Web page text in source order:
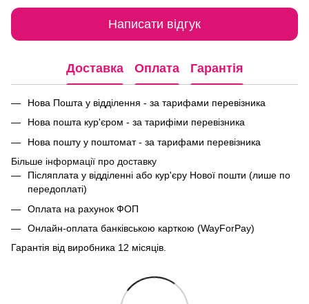
Написати відгук
Доставка Оплата Гарантія
Нова Пошта у відділення - за тарифами перевізника
Нова пошта кур'єром - за тарифіми перевізника
Нова пошту у поштомат - за тарифами перевізника
Більше інформації про доставку
Післяплата у відділенні або кур'єру Нової пошти (лише по
передоплаті)
Оплата на рахунок ФОП
Онлайн-оплата банківською карткою (WayForPay)
Гарантія від виробника 12 місяців.